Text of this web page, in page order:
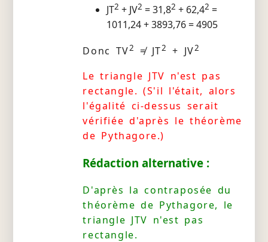
JT2 + JV2 = 31,82 + 62,42 =
1011,24 + 3893,76 = 4905
Donc TV2 ≠ JT2 + JV2
Le triangle JTV n'est pas
rectangle. (S'il l'était, alors
l'égalité ci-dessus serait
vérifiée d'après le théorème
de Pythagore.)
Rédaction alternative :
D'après la contraposée du
théorème de Pythagore, le
triangle JTV n'est pas
rectangle.